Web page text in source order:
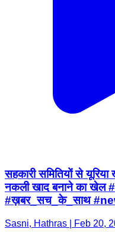
सहकारी समितियों से
नकली खाद बनाने का
#ख़बर_सच_के_साथ
Sasni, Hathras | Feb 20,